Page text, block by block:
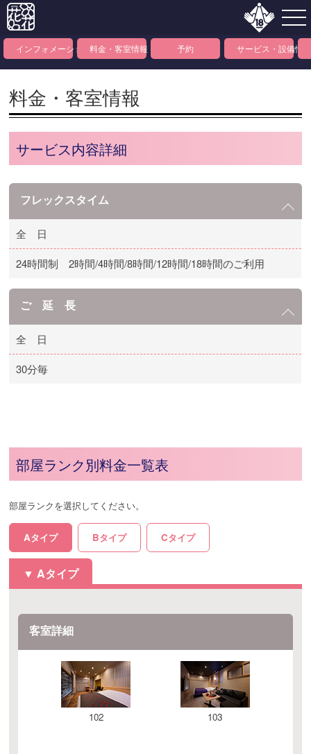
インフォメーション料金・客室情報 予約 サービス・設備情報
料金・客室情報
サービス内容詳細
フレックスタイム
全 日
24時間制 2時間/4時間/8時間/12時間/18時間のご利用
ご 延 長
全 日
30分毎
部屋ランク別料金一覧表
部屋ランクを選択してください。
Aタイプ Bタイプ Cタイプ
Aタイプ
客室詳細
102 103